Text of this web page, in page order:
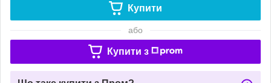
Купити
або
Купити з